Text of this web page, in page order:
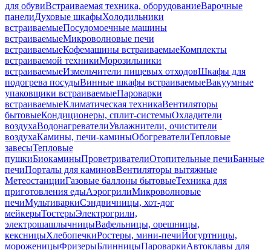
для обувиВстраиваемая техника, оборудованиеВарочные
панелиДуховые шкафыХолодильники
встраиваемыеПосудомоечные машины
встраиваемыеМикроволновые печи
встраиваемыеКофемашины встраиваемыеКомплекты
встраиваемой техникиМорозильники
встраиваемыеИзмельчители пищевых отходовШкафы для
подогрева посудыВинные шкафы встраиваемыеВакуумные
упаковщики встраиваемыеПароварки
встраиваемыеКлиматическая техникаВентиляторы
бытовыеКондиционеры, сплит-системыОхладители
воздухаВодонагревателиУвлажнители, очистители
воздухаКамины, печи-каминыОбогревателиТепловые
завесыТепловые
пушкиБиокаминыПроветривателиОтопительные печиБанные
печиПорталы для каминовВентиляторы вытяжные
МетеостанцииГазовые баллоны бытовыеТехника для
приготовления едыАэрогрилиМикроволновые
печиМультиваркиСэндвичницы, хот-дог
мейкерыТостерыЭлектрогрили,
электрошашлычницыВафельницы, орешницы,
кексницыХлебопечкиРостеры, мини-печиЙогуртницы,
мороженицыФризерыБлинницыПароваркиАвтоклавы для